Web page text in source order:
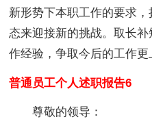
新形势下本职工作的要求
态来迎接新的挑战。取长
作经验，争取今后的工作更
普通员工个人述职报告6
尊敬的领导：